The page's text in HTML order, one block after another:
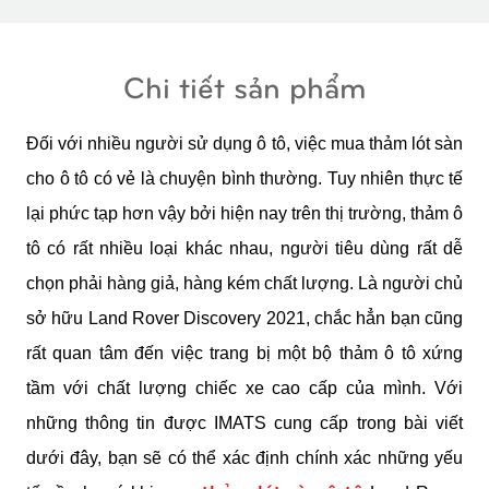
Chi tiết sản phẩm
Đối với nhiều người sử dụng ô tô, việc mua thảm lót sàn
cho ô tô có vẻ là chuyện bình thường. Tuy nhiên thực tế
lại phức tạp hơn vậy bởi hiện nay trên thị trường, thảm ô
tô có rất nhiều loại khác nhau, người tiêu dùng rất dễ
chọn phải hàng giả, hàng kém chất lượng. Là người chủ
sở hữu Land Rover Discovery 2021, chắc hẳn bạn cũng
rất quan tâm đến việc trang bị một bộ thảm ô tô xứng
tầm với chất lượng chiếc xe cao cấp của mình. Với
những thông tin được IMATS cung cấp trong bài viết
dưới đây, bạn sẽ có thể xác định chính xác những yếu